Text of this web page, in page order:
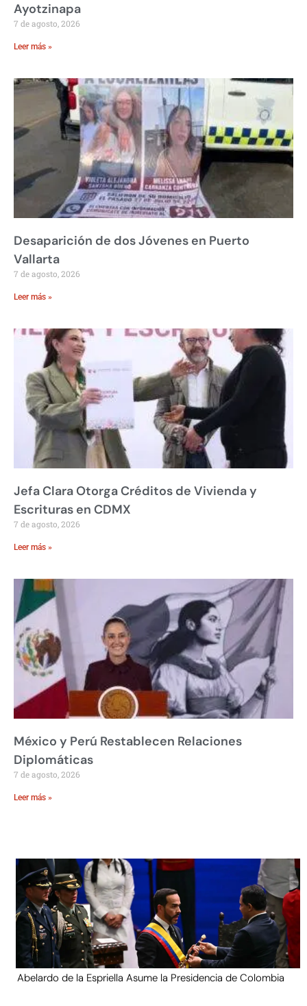
Ayotzinapa
7 de agosto, 2026
Leer más »
Desaparición de dos Jóvenes en Puerto
Vallarta
7 de agosto, 2026
Leer más »
Jefa Clara Otorga Créditos de Vivienda y
Escrituras en CDMX
7 de agosto, 2026
Leer más »
México y Perú Restablecen Relaciones
Diplomáticas
7 de agosto, 2026
Leer más »
Abelardo de la Espriella Asume la Presidencia de Colombia